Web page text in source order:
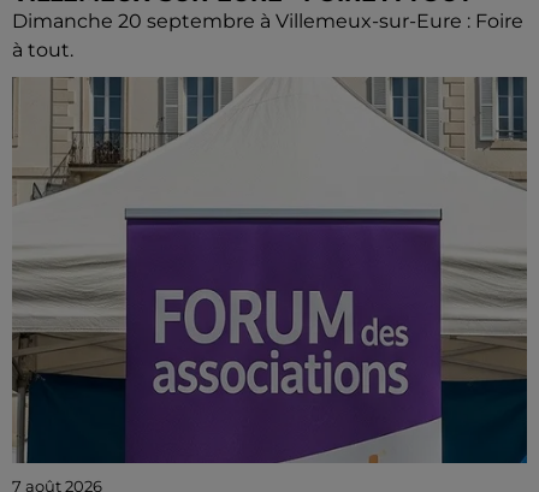
Dimanche 20 septembre à Villemeux-sur-Eure : Foire
à tout.
7 août 2026